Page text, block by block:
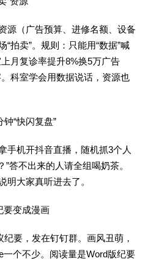
（广告预算、进修名额、设备
拍卖”。规则：只能用“数据”喊
月复诊率提升8%换5万广告
科室学会用数据说话，资源也
钟“快闪复盘”
机开抖音直播，随机抓3个人
答不出来的人请全组喝奶茶。
明大家真听进去了。
要变成漫画
要，发在钉钉群。画风丑萌，
个不少。阅读量是Word版纪要